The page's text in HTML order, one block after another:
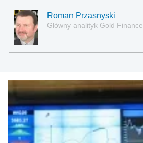
Roman Przasnyski
Główny analityk Gold Finance.